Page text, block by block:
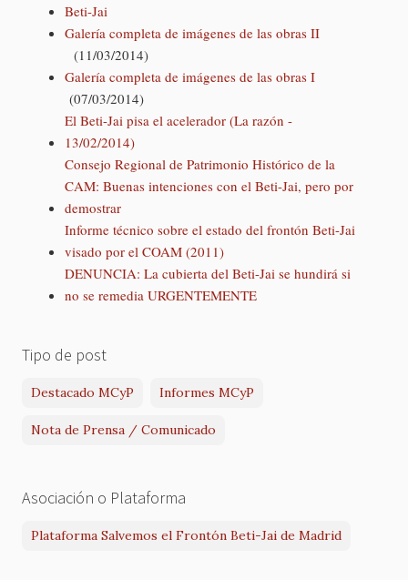
Beti-Jai
Galería completa de imágenes de las obras II
(11/03/2014)
Galería completa de imágenes de las obras I
(07/03/2014)
El Beti-Jai pisa el acelerador (La razón -
13/02/2014)
Consejo Regional de Patrimonio Histórico de la
CAM: Buenas intenciones con el Beti-Jai, pero por
demostrar
Informe técnico sobre el estado del frontón Beti-Jai
visado por el COAM (2011)
DENUNCIA: La cubierta del Beti-Jai se hundirá si
no se remedia URGENTEMENTE
Tipo de post
Destacado MCyP Informes MCyP
Nota de Prensa / Comunicado
Asociación o Plataforma
Plataforma Salvemos el Frontón Beti-Jai de Madrid